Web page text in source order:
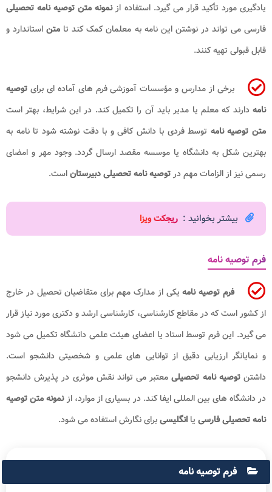
یادگیری مورد تأکید قرار می گیرد. استفاده ازنمونه متن توصیه نامه تحصیلی
فارسی می تواند در نوشتن این نامه به معلمان کمک کند تا متن استاندارد و
قابل قبولی تهیه کنند.
برخی از مدارس و مؤسسات آموزشی فرم های آماده ای برای توصیه
نامهدارند که معلم یا مدیر باید آن را تکمیل کند. در این شرایط، بهتر است
متن توصیه نامه توسط فردی با دانش کافی و با دقت نوشته شود تا نامه به
بهترین شکل به دانشگاه یا موسسه مقصد ارسال گردد. وجود مهر و امضای
رسمی نیز از الزامات مهم درتوصیه نامه تحصیلی دبیرستاناست.
بیشتر بخوانید : ریجکت ویزا
فرم توصیه نامه
فرم توصیه نامهیکی از مدارک مهم برای متقاضیان تحصیل در خارج
از کشور است که در مقاطع کارشناسی، کارشناسی ارشد و دکتری مورد نیاز قرار
می گیرد. این فرم توسط استاد یا اعضای هیئت علمی دانشگاه تکمیل می شود
و نمایانگر ارزیابی دقیق از توانایی های علمی و شخصیتی دانشجو است.
داشتنتوصیه نامه تحصیلی معتبر می تواند نقش موثری در پذیرش دانشجو
در دانشگاه های بین المللی ایفا کند. در بسیاری از موارد، ازنمونه متن توصیه
نامهتحصیلی فارسی یا انگلیسیبرای نگارش استفاده می شود.
فرم توصیه نامه